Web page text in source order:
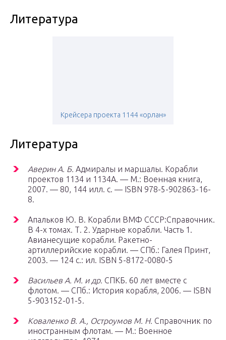
Литература
Крейсера проекта 1144 «орлан»
Литература
Аверин А. Б. Адмиралы и маршалы. Корабли
проектов 1134 и 1134А. — М.: Военная книга,
2007. — 80, 144 илл. с. — ISBN 978-5-902863-16-
8.
Апальков Ю. В. Корабли ВМФ СССР:Справочник.
В 4-х томах. Т. 2. Ударные корабли. Часть 1.
Авианесущие корабли. Ракетно-
артиллерийские корабли. — СПб.: Галея Принт,
2003. — 124 с.: ил. ISBN 5-8172-0080-5
Васильев А. М. и др. СПКБ. 60 лет вместе с
флотом. — СПб.: История корабля, 2006. — ISBN
5-903152-01-5.
Коваленко В. А., Остроумов М. Н. Справочник по
иностранным флотам. — М.: Военное